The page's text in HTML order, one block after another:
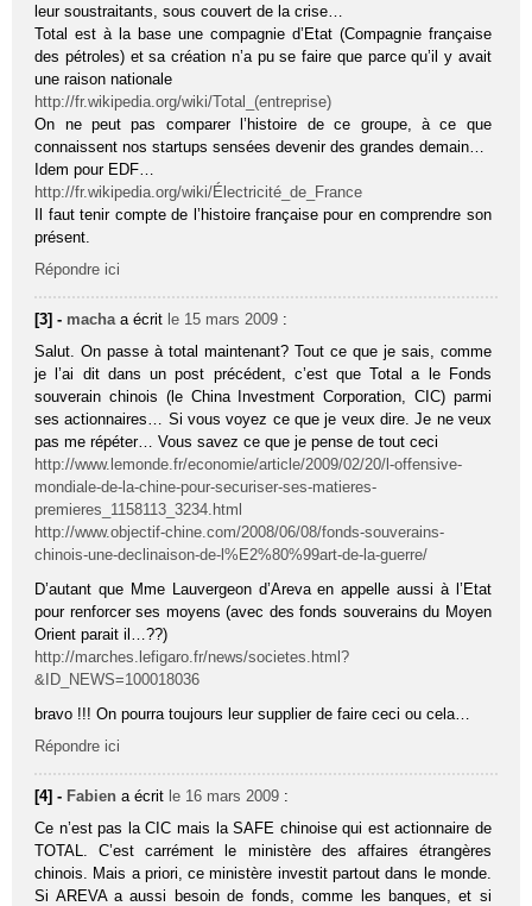
leur soustraitants, sous couvert de la crise…
Total est à la base une compagnie d’Etat (Compagnie française
des pétroles) et sa création n’a pu se faire que parce qu’il y avait
une raison nationale
http://fr.wikipedia.org/wiki/Total_(entreprise)
On ne peut pas comparer l’histoire de ce groupe, à ce que
connaissent nos startups sensées devenir des grandes demain…
Idem pour EDF…
http://fr.wikipedia.org/wiki/Électricité_de_France
Il faut tenir compte de l’histoire française pour en comprendre son
présent.
Répondre ici
[3] - macha a écrit le 15 mars 2009 :
Salut. On passe à total maintenant? Tout ce que je sais, comme
je l’ai dit dans un post précédent, c’est que Total a le Fonds
souverain chinois (le China Investment Corporation, CIC) parmi
ses actionnaires… Si vous voyez ce que je veux dire. Je ne veux
pas me répéter… Vous savez ce que je pense de tout ceci
http://www.lemonde.fr/economie/article/2009/02/20/l-offensive-
mondiale-de-la-chine-pour-securiser-ses-matieres-
premieres_1158113_3234.html
http://www.objectif-chine.com/2008/06/08/fonds-souverains-
chinois-une-declinaison-de-l%E2%80%99art-de-la-guerre/
D’autant que Mme Lauvergeon d’Areva en appelle aussi à l’Etat
pour renforcer ses moyens (avec des fonds souverains du Moyen
Orient parait il…??)
http://marches.lefigaro.fr/news/societes.html?
&ID_NEWS=100018036
bravo !!! On pourra toujours leur supplier de faire ceci ou cela…
Répondre ici
[4] - Fabien a écrit le 16 mars 2009 :
Ce n’est pas la CIC mais la SAFE chinoise qui est actionnaire de
TOTAL. C’est carrément le ministère des affaires étrangères
chinois. Mais a priori, ce ministère investit partout dans le monde.
Si AREVA a aussi besoin de fonds, comme les banques, et si